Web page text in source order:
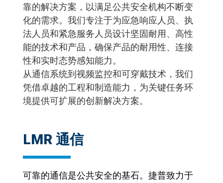
靠的解决方案，以满足公共安全机构不断变
化的需求。我们专注于为应急响应人员、执
法人员和紧急服务人员设计坚固耐用、高性
能的技术和产品，确保产品的耐用性、连接
性和实时态势感知能力。
从通信系统到视频监控和可穿戴技术，我们
凭借卓越的工程和制造能力，为关键任务环
境提供可扩展的创新解决方案。
LMR 通信
可靠的通信是公共安全的基石。捷普致力于